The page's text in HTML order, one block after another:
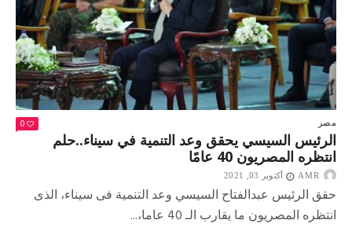
مصر 0
الرئيس السيسي يحقق وعد التنمية في سيناء..حلم
انتظره المصريون 40 عامًا
AMR أكتوبر 03, 2021
حقق الرئيس عبدالفتاح السيسي وعد التنمية فى سيناء، الذى
انتظره المصريون ما يقارب الـ 40 عاما،...